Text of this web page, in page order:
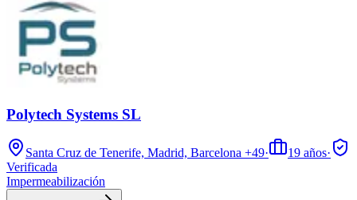
Polytech Systems SL
Santa Cruz de Tenerife, Madrid, Barcelona +49· 19 años·
Verificada
Impermeabilización